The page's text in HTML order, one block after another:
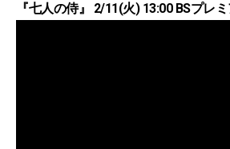
『七人の侍』 2/11(火) 13:00 BSプレ